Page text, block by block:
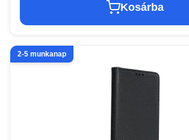
Kosárba
2-5 munkanap